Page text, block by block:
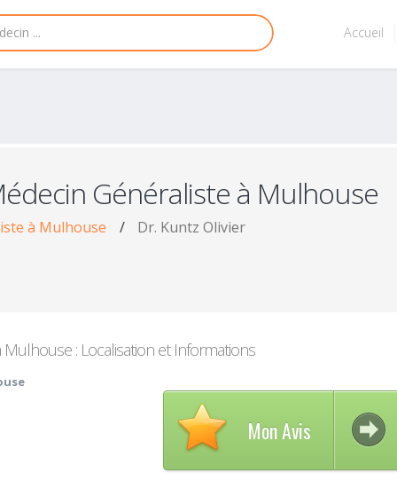
Accueil
Généraliste à Mulhouse
à Mulhouse / Dr. Kuntz Olivier
: Localisation et Informations
Mon Avis